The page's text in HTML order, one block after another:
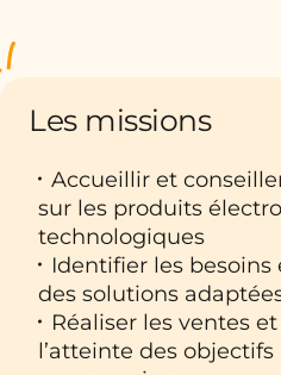
Les missions
Accueillir et
sur les produits
technologiques
Identifier les besoins
des solutions
Réaliser les ventes
l’atteinte des objectifs